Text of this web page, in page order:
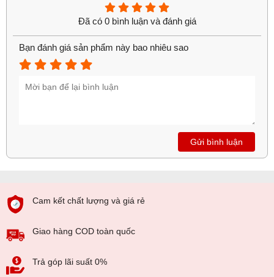
Đã có 0 bình luận và đánh giá
Bạn đánh giá sản phẩm này bao nhiêu sao
Gửi bình luận
Cam kết chất lượng và giá rẻ
Giao hàng COD toàn quốc
Trả góp lãi suất 0%